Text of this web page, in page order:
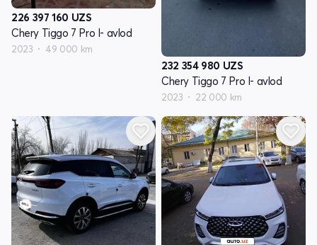
226 397 160 UZS
Chery Tiggo 7 Pro I- avlod
2023 49 000 km
232 354 980 UZS
Chery Tiggo 7 Pro I- avlod
2023 22 000 km